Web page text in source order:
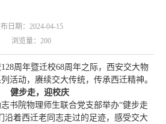
日期：2024-04-15
浏览量： 200
周年暨迁校68周年之际，西安交大物
活动，赓续交大传统，传承西迁精神。
健步走，迎校庆
书院物理师生联合党支部举办“健步走
沿着西迁老同志走过的足迹，感受交大